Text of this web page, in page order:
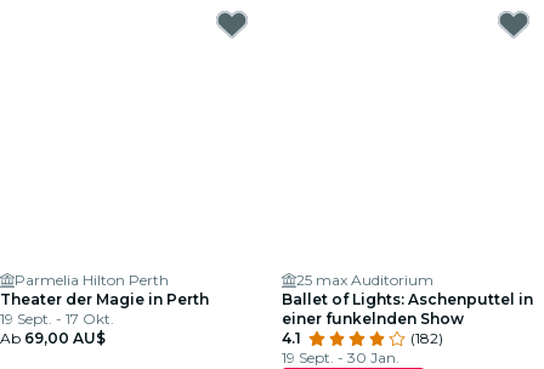
Parmelia Hilton Perth
Theater der Magie in Perth
19 Sept. - 17 Okt.
Ab 69,00 AU$
25 max Auditorium
Ballet of Lights: Aschenputtel in
einer funkelnden Show
4.1
(182)
19 Sept. - 30 Jan.